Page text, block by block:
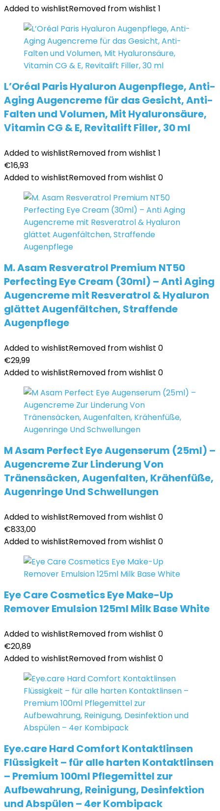
Added to wishlistRemoved from wishlist 1
L’Oréal Paris Hyaluron Augenpflege, Anti-
Aging Augencreme für das Gesicht, Anti-
Falten und Volumen, Mit Hyaluronsäure,
Vitamin CG & E, Revitalift Filler, 30 ml
Added to wishlistRemoved from wishlist 1
€16,93
Added to wishlistRemoved from wishlist 0
M. Asam Resveratrol Premium NT50
Perfecting Eye Cream (30ml) – Anti Aging
Augencreme mit Resveratrol & Hyaluron
glättet Augenfältchen, Straffende
Augenpflege
Added to wishlistRemoved from wishlist 0
€29,99
Added to wishlistRemoved from wishlist 0
M Asam Perfect Eye Augenserum (25ml) –
Augencreme Zur Linderung Von
Tränensäcken, Augenfalten, Krähenfüße,
Augenringe Und Schwellungen
Added to wishlistRemoved from wishlist 0
€833,00
Added to wishlistRemoved from wishlist 0
Eye Care Cosmetics Eye Make-Up
Remover Emulsion 125ml Milk Base White
Added to wishlistRemoved from wishlist 0
€20,89
Added to wishlistRemoved from wishlist 0
Eye.care Hard Comfort Kontaktlinsen
Flüssigkeit – für alle harten Kontaktlinsen
– Premium 100ml Pflegemittel zur
Aufbewahrung, Reinigung, Desinfektion
und Abspülen – 4er Kombipack